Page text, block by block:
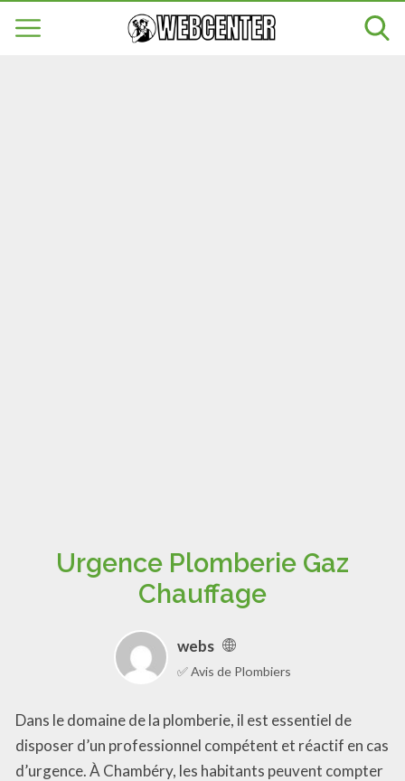
Urgence Plomberie Gaz
Chauffage
webs
✅ Avis de Plombiers
Dans le domaine de la plomberie, il est essentiel de
disposer d’un professionnel compétent et réactif en cas
d’urgence. À Chambéry, les habitants peuvent compter